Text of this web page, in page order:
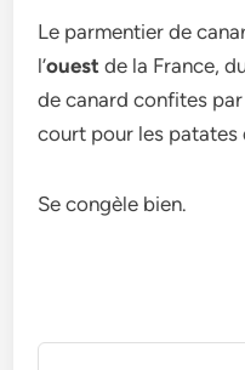
Le parmentier de
l’ouest de la France,
de canard confites
court pour les patates
Se congèle bien.